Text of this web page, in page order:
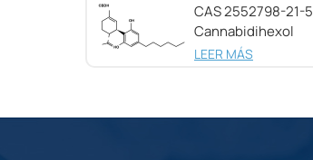
CAS 2552798-21-5
Cannabidihexol
(CBDH), 98%
LEER MÁS